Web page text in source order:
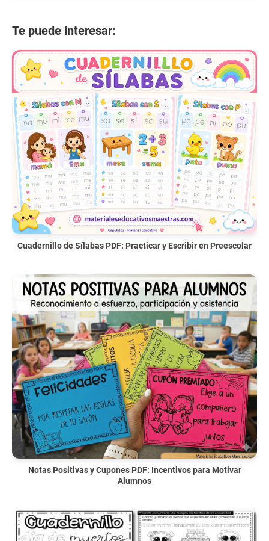
Te puede interesar:
Cuadernillo de Sílabas PDF: Practicar y Escribir en Preescolar
Notas Positivas y Cupones PDF: Incentivos para Motivar
Alumnos